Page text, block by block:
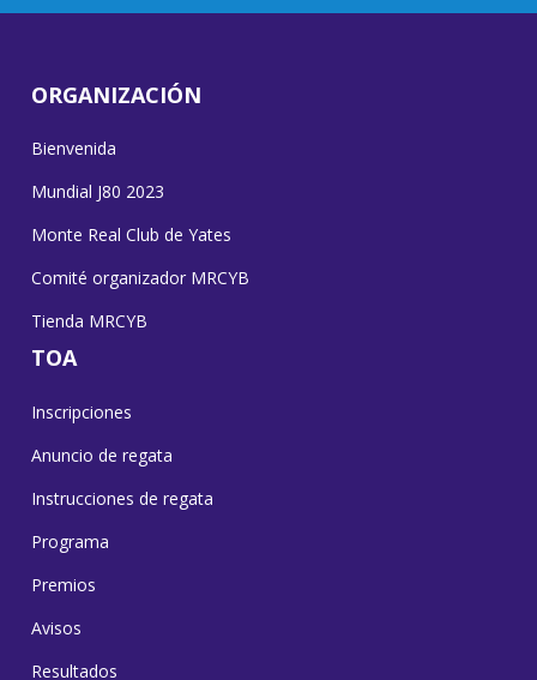
ORGANIZACIÓN
Bienvenida
Mundial J80 2023
Monte Real Club de Yates
Comité organizador MRCYB
Tienda MRCYB
TOA
Inscripciones
Anuncio de regata
Instrucciones de regata
Programa
Premios
Avisos
Resultados